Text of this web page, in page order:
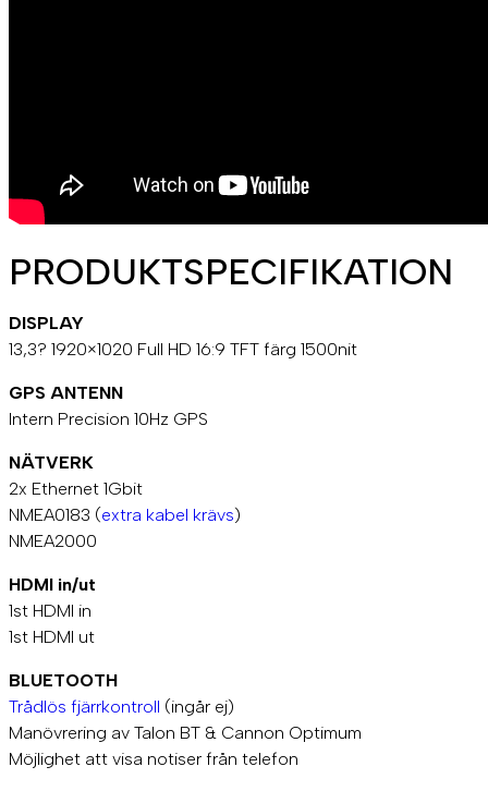
PRODUKTSPECIFIKATION
DISPLAY
13,3? 1920×1020 Full HD 16:9 TFT färg 1500nit
GPS ANTENN
Intern Precision 10Hz GPS
NÄTVERK
2x Ethernet 1Gbit
NMEA0183 (extra kabel krävs)
NMEA2000
HDMI in/ut
1st HDMI in
1st HDMI ut
BLUETOOTH
Trådlös fjärrkontroll (ingår ej)
Manövrering av Talon BT & Cannon Optimum
Möjlighet att visa notiser från telefon